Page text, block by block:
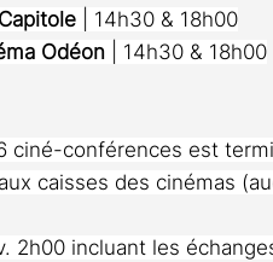
| 14h30 & 18h00
Odéon | 14h30 & 18h00
ciné-conférences est
caisses des cinémas
2h00 incluant les